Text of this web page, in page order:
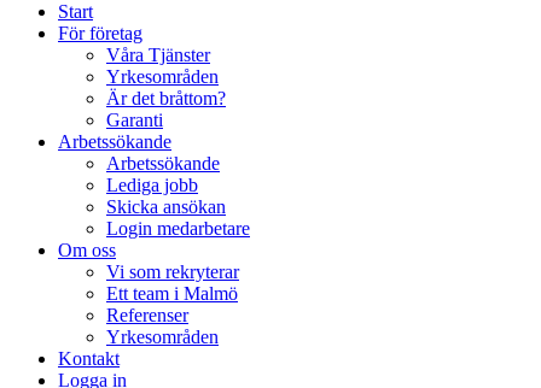
Start
För företag
Våra Tjänster
Yrkesområden
Är det bråttom?
Garanti
Arbetssökande
Arbetssökande
Lediga jobb
Skicka ansökan
Login medarbetare
Om oss
Vi som rekryterar
Ett team i Malmö
Referenser
Yrkesområden
Kontakt
Logga in